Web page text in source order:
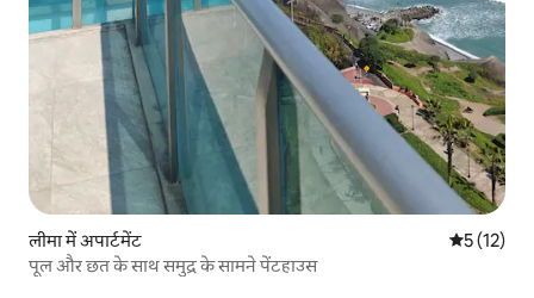
लीमा में अपार्टमेंट औसत रेटिंग
5 (12)
पूल और छत के साथ समुद्र के सामने पेंटहाउस